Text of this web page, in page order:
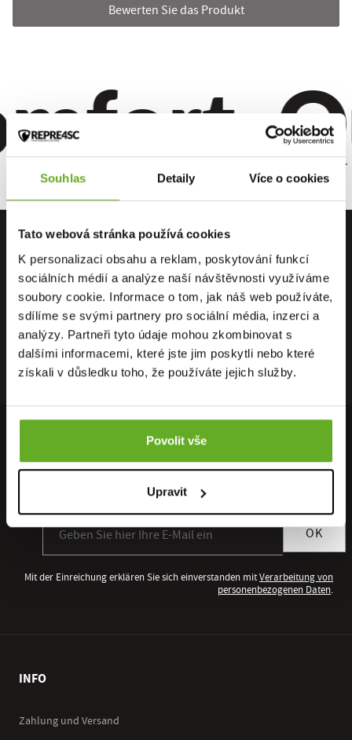
Souhlas Detaily Více o cookies
Tato webová stránka používá cookies
K personalizaci obsahu a reklam, poskytování funkcí
sociálních médií a analýze naší návštěvnosti využíváme
soubory cookie. Informace o tom, jak náš web používáte,
sdílíme se svými partnery pro sociální média, inzerci a
analýzy. Partneři tyto údaje mohou zkombinovat s
dalšími informacemi, které jste jim poskytli nebo které
získali v důsledku toho, že používáte jejich služby.
Povolit vše
Upravit
Bewerten Sie das Produkt
MELDEN SIE SICH FÜR UNSEREN NEWSLETTER AN
Sie erhalten als Erster Zugang zu allen neuen Kollektionen und
Anmeldung zum Newsletter
OK
Mit der Einreichung erklären Sie sich einverstanden mitVerarbeitung von
personenbezogenen Daten.
INFO
Zahlung und Versand